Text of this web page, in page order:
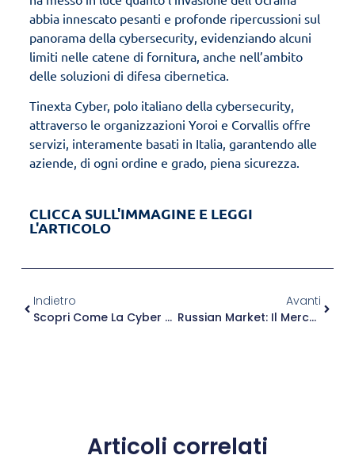
abbia innescato pesanti e profonde ripercussioni sul
panorama della cybersecurity, evidenziando alcuni
limiti nelle catene di fornitura, anche nell’ambito
delle soluzioni di difesa cibernetica.
Tinexta Cyber, polo italiano della cybersecurity,
attraverso le organizzazioni Yoroi e Corvallis offre
servizi, interamente basati in Italia, garantendo alle
aziende, di ogni ordine e grado, piena sicurezza.
CLICCA SULL'IMMAGINE E LEGGI
L'ARTICOLO
Indietro
Scopri Come La Cyber Sicurezza Si Evolve Con Tinexta Cyber E Google Cloud
Avanti
Russian Market: Il Mercato Nero Dei Criminal Hacker Che Guarda All’Italia
Articoli correlati